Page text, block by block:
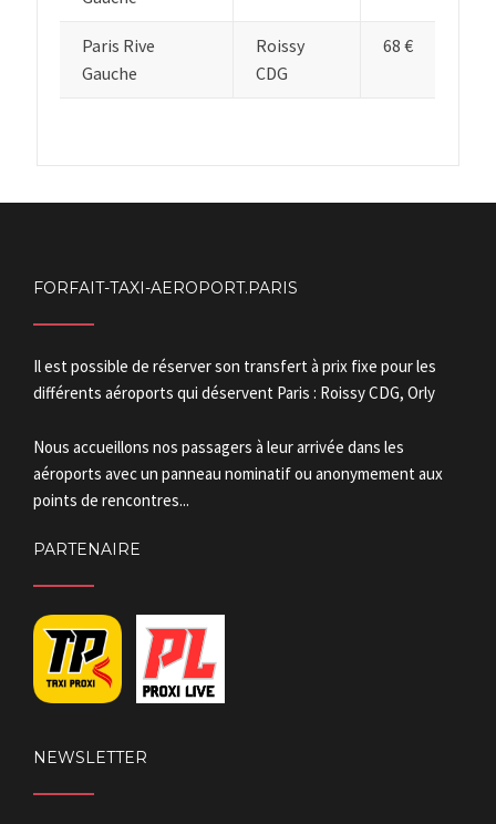
Paris Rive
Gauche
Roissy
CDG
68 €
FORFAIT-TAXI-AEROPORT.PARIS
Il est possible de réserver son transfert à prix fixe pour les
différents aéroports qui déservent Paris : Roissy CDG, Orly
Nous accueillons nos passagers à leur arrivée dans les
aéroports avec un panneau nominatif ou anonymement aux
points de rencontres...
PARTENAIRE
NEWSLETTER